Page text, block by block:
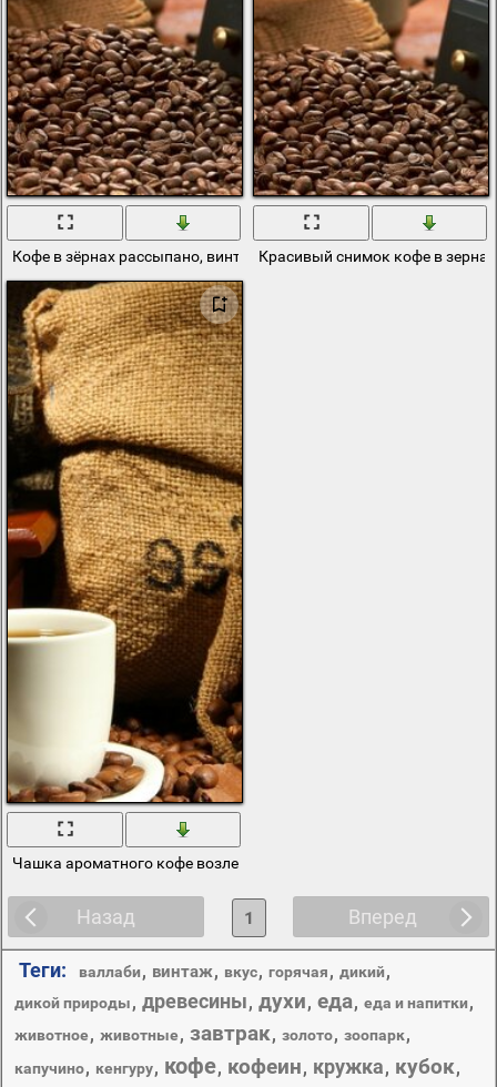
Кофе в зёрнах рассыпано, винтажное фотоКрасивый снимок кофе в
Чашка ароматного кофе возле мешка с зернами кофе
Назад Вперед
1
Теги: валлаби, винтаж, вкус, горячая, дикий,
дикой природы, древесины, духи, еда, еда и напитки,
животное, животные, завтрак, золото, зоопарк,
капучино, кенгуру, кофе, кофеин, кружка, кубок,